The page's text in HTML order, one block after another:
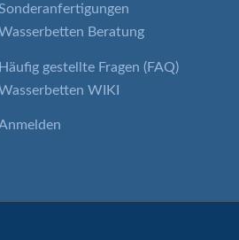
Beratung
Häufig gestellte Fragen (FAQ)
WIKI